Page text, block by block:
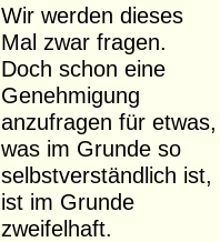
Wir werden dieses
Mal zwar fragen.
Doch schon eine
Genehmigung
anzufragen für etwas,
was im Grunde so
selbstverständlich ist,
ist im Grunde
zweifelhaft.